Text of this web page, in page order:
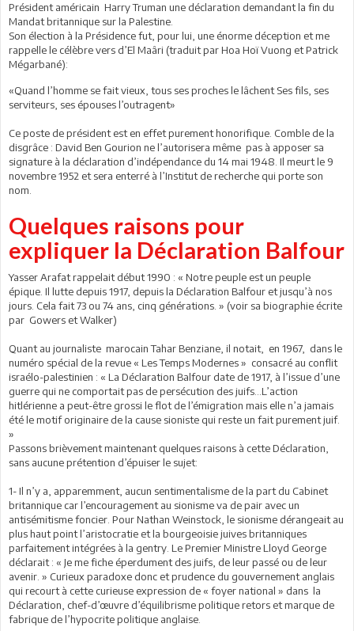
Président américain Harry Truman une déclaration demandant la fin du
Mandat britannique sur la Palestine.
Son élection à la Présidence fut, pour lui, une énorme déception et me
rappelle le célèbre vers d’El Maâri (traduit par Hoa Hoï Vuong et Patrick
Mégarbané):
«Quand l’homme se fait vieux, tous ses proches le lâchent Ses fils, ses
serviteurs, ses épouses l’outragent»
Ce poste de président est en effet purement honorifique. Comble de la
disgrâce : David Ben Gourion ne l’autorisera même pas à apposer sa
signature à la déclaration d’indépendance du 14 mai 1948. Il meurt le 9
novembre 1952 et sera enterré à l’Institut de recherche qui porte son
nom.
Quelques raisons pour
expliquer la Déclaration Balfour
Yasser Arafat rappelait début 1990 : « Notre peuple est un peuple
épique. Il lutte depuis 1917, depuis la Déclaration Balfour et jusqu’à nos
jours. Cela fait 73 ou 74 ans, cinq générations. » (voir sa biographie écrite
par Gowers et Walker)
Quant au journaliste marocain Tahar Benziane, il notait, en 1967, dans le
numéro spécial de la revue « Les Temps Modernes » consacré au conflit
israélo-palestinien : « La Déclaration Balfour date de 1917, à l’issue d’une
guerre qui ne comportait pas de persécution des juifs…L’action
hitlérienne a peut-être grossi le flot de l’émigration mais elle n’a jamais
été le motif originaire de la cause sioniste qui reste un fait purement juif.
»
Passons brièvement maintenant quelques raisons à cette Déclaration,
sans aucune prétention d’épuiser le sujet:
1- Il n’y a, apparemment, aucun sentimentalisme de la part du Cabinet
britannique car l’encouragement au sionisme va de pair avec un
antisémitisme foncier. Pour Nathan Weinstock, le sionisme dérangeait au
plus haut point l’aristocratie et la bourgeoisie juives britanniques
parfaitement intégrées à la gentry. Le Premier Ministre Lloyd George
déclarait : « Je me fiche éperdument des juifs, de leur passé ou de leur
avenir. » Curieux paradoxe donc et prudence du gouvernement anglais
qui recourt à cette curieuse expression de « foyer national » dans la
Déclaration, chef-d’œuvre d’équilibrisme politique retors et marque de
fabrique de l’hypocrite politique anglaise.